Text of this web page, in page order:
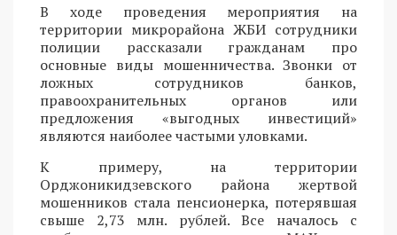
В ходе проведения мероприятия на
территории микрорайона ЖБИ сотрудники
полиции рассказали гражданам про
основные виды мошенничества. Звонки от
ложных сотрудников банков,
правоохранительных органов или
предложения «выгодных инвестиций»
являются наиболее частыми уловками.
К примеру, на территории
Орджоникидзевского района жертвой
мошенников стала пенсионерка, потерявшая
свыше 2,73 млн. рублей. Все началось с